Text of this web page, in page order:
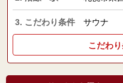
3. こだわり条件 サウナ
こだわ